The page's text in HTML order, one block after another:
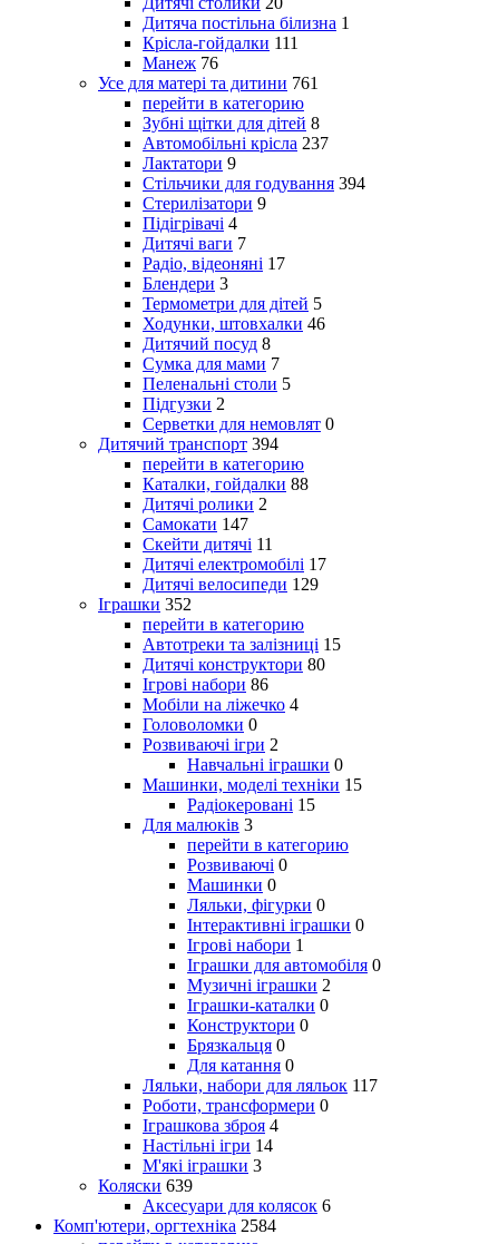
Дитяча постільна білизна 1
Крісла-гойдалки 111
Манеж 76
Усе для матері та дитини 761
перейти в категорию
Зубні щітки для дітей 8
Автомобільні крісла 237
Лактатори 9
Стільчики для годування 394
Стерилізатори 9
Підігрівачі 4
Дитячі ваги 7
Радіо, відеоняні 17
Блендери 3
Термометри для дітей 5
Ходунки, штовхалки 46
Дитячий посуд 8
Сумка для мами 7
Пеленальні столи 5
Підгузки 2
Серветки для немовлят 0
Дитячий транспорт 394
перейти в категорию
Каталки, гойдалки 88
Дитячі ролики 2
Самокати 147
Скейти дитячі 11
Дитячі електромобілі 17
Дитячі велосипеди 129
Іграшки 352
перейти в категорию
Автотреки та залізниці 15
Дитячі конструктори 80
Ігрові набори 86
Мобіли на ліжечко 4
Головоломки 0
Розвиваючі ігри 2
Навчальні іграшки 0
Машинки, моделі техніки 15
Радіокеровані 15
Для малюків 3
перейти в категорию
Розвиваючі 0
Машинки 0
Ляльки, фігурки 0
Інтерактивні іграшки 0
Ігрові набори 1
Іграшки для автомобіля 0
Музичні іграшки 2
Іграшки-каталки 0
Конструктори 0
Брязкальця 0
Для катання 0
Ляльки, набори для ляльок 117
Роботи, трансформери 0
Іграшкова зброя 4
Настільні ігри 14
М'які іграшки 3
Коляски 639
Аксесуари для колясок 6
Комп'ютери, оргтехніка 2584